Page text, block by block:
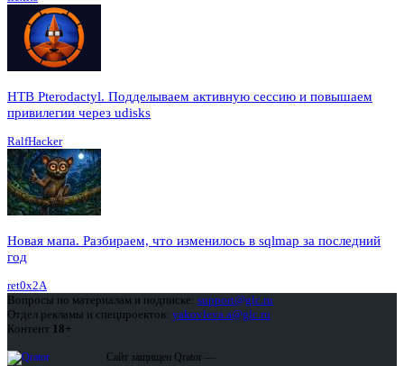
HTB Pterodactyl. Подделываем активную сессию и повышаем
привилегии через udisks
RalfHacker
Новая мапа. Разбираем, что изменилось в sqlmap за последний
год
ret0x2A
Вопросы по материалам и подписке: support@glc.ru
Отдел рекламы и спецпроектов: yakovleva.a@glc.ru
Контент 18+
Сайт защищен Qrator —